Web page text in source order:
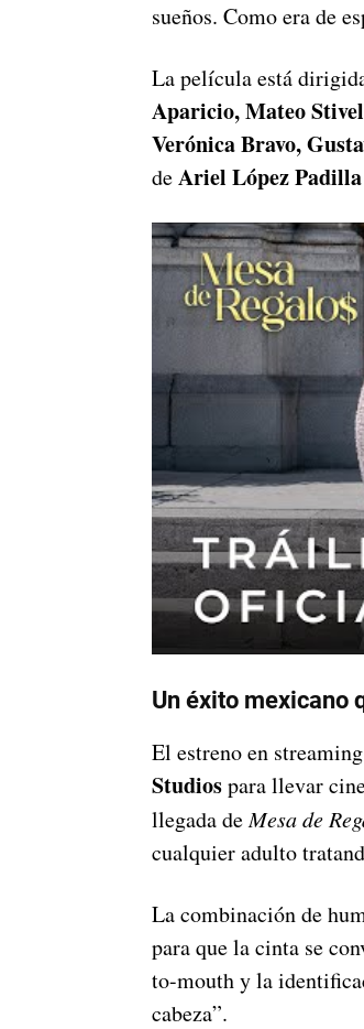
sueños. Como era de
La película está
Aparicio, Mateo
Verónica Bravo,
deAriel López Padilla
Un éxito mexicano
El estreno en
Studiospara llevar
llegada deMesa de
cualquier adulto
La combinación de
para que la cinta se
to-mouth y la
cabeza”.